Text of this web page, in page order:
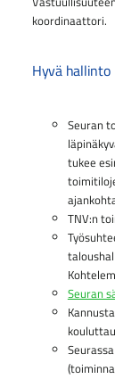
koordinaattori.
Hyvä hallinto
Seuran
tukee
TNV:n
Seuran